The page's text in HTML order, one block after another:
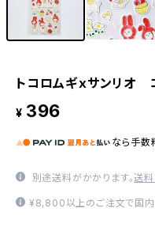
トコロムギｘサンリオ
¥ 396
なら 手数
別途送料がかかります。送料
¥8,800以上のご注文で国内